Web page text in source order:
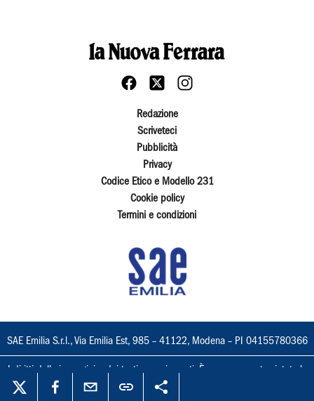
Redazione
Scriveteci
Pubblicità
Privacy
Codice Etico e Modello 231
Cookie policy
Termini e condizioni
SAE Emilia S.r.l., Via Emilia Est, 985 – 41122, Modena – PI 04155780366
I diritti delle immagini e dei testi sono riservati. È espressamente vietata la
loro riproduzione con qualsiasi mezzo e l'adattamento totale o parziale.